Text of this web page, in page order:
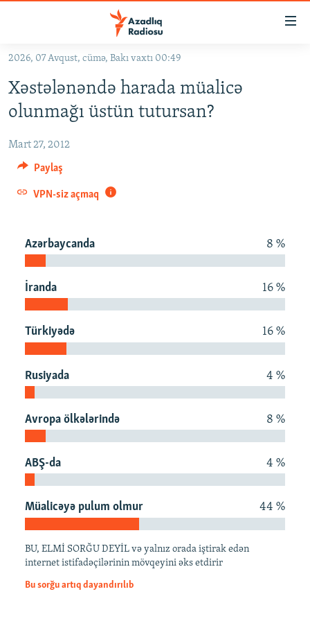
Əsas
qayıt
Əsas
qayıt
Axtarışa
KORRUPSIOMETR
#ƏSLINDƏ
FƏRQƏ BAX
QANUNI DOĞRU
MULTIMEDIA
FOTOQALEREYA
İNFOQRAFIKA
OXU ZALI
AZƏRBAYCAN ƏDƏBIYYATI KITABXANASI
İZ - MƏDƏNIYYƏT PROQRAMI
HAQQIMIZDA
MISSIYAMIZ
MATERIALLARIMIZDAN ISTIFADƏ
AZADLIQRADIOSU MOBIL TELEFONUNUZDA
BIZIMLƏ ƏLAQƏ
BIZI IZLƏ
RFE/RL-in bütün saytları
2026, 07 Avqust, cümə, Bakı vaxtı 00:49
Xəstələnəndə harada müalicə
olunmağı üstün tutursan?
Mart 27, 2012
Paylaş
VPN-siz açmaq
Azərbaycanda 8 %
İranda 16 %
Türkiyədə 16 %
Rusiyada 4 %
Avropa ölkələrində 8 %
ABŞ-da 4 %
Müalicəyə pulum olmur 44 %
BU, ELMİ SORĞU DEYİL və yalnız orada iştirak edən
internet istifadəçilərinin mövqeyini əks etdirir
Bu sorğu artıq dayandırılıb